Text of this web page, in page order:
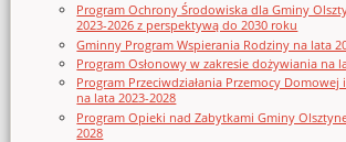
Program Ochrony Środowiska dla Gminy
2023-2026 z perspektywą do 2030 roku
Gminny Program Wspierania Rodziny na lata
Program Osłonowy w zakresie dożywiania na
Program Przeciwdziałania Przemocy
na lata 2023-2028
Program Opieki nad Zabytkami Gminy
2028